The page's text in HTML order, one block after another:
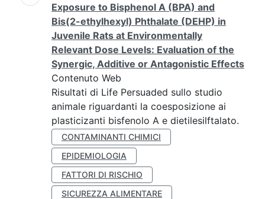
Exposure to Bisphenol A (BPA) and
Bis(2-ethylhexyl) Phthalate (DEHP) in
Juvenile Rats at Environmentally
Relevant Dose Levels: Evaluation of the
Synergic, Additive or Antagonistic Effects
Contenuto Web
Risultati di Life Persuaded sullo studio
animale riguardanti la coesposizione ai
plasticizanti bisfenolo A e dietilesilftalato.
CONTAMINANTI CHIMICI
EPIDEMIOLOGIA
FATTORI DI RISCHIO
SICUREZZA ALIMENTARE